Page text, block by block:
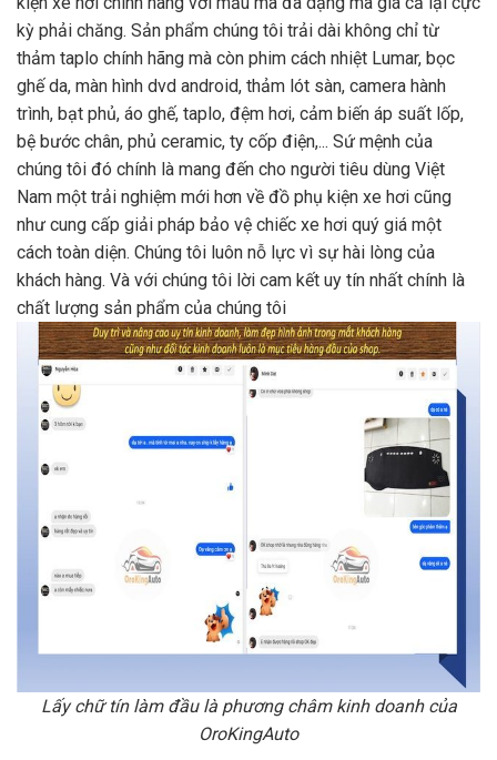
kỳ phải chăng. Sản phẩm chúng tôi trải dài không chỉ từ
thảm taplo chính hãng mà còn phim cách nhiệt Lumar, bọc
ghế da, màn hình dvd android, thảm lót sàn, camera hành
trình, bạt phủ, áo ghế, taplo, đệm hơi, cảm biến áp suất lốp,
bệ bước chân, phủ ceramic, ty cốp điện,... Sứ mệnh của
chúng tôi đó chính là mang đến cho người tiêu dùng Việt
Nam một trải nghiệm mới hơn về đồ phụ kiện xe hơi cũng
như cung cấp giải pháp bảo vệ chiếc xe hơi quý giá một
cách toàn diện. Chúng tôi luôn nỗ lực vì sự hài lòng của
khách hàng. Và với chúng tôi lời cam kết uy tín nhất chính là
chất lượng sản phẩm của chúng tôi
Lấy chữ tín làm đầu là phương châm kinh doanh của
OroKingAuto